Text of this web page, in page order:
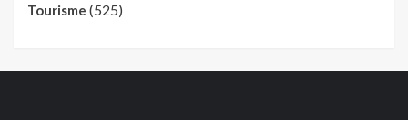
Tourisme (525)